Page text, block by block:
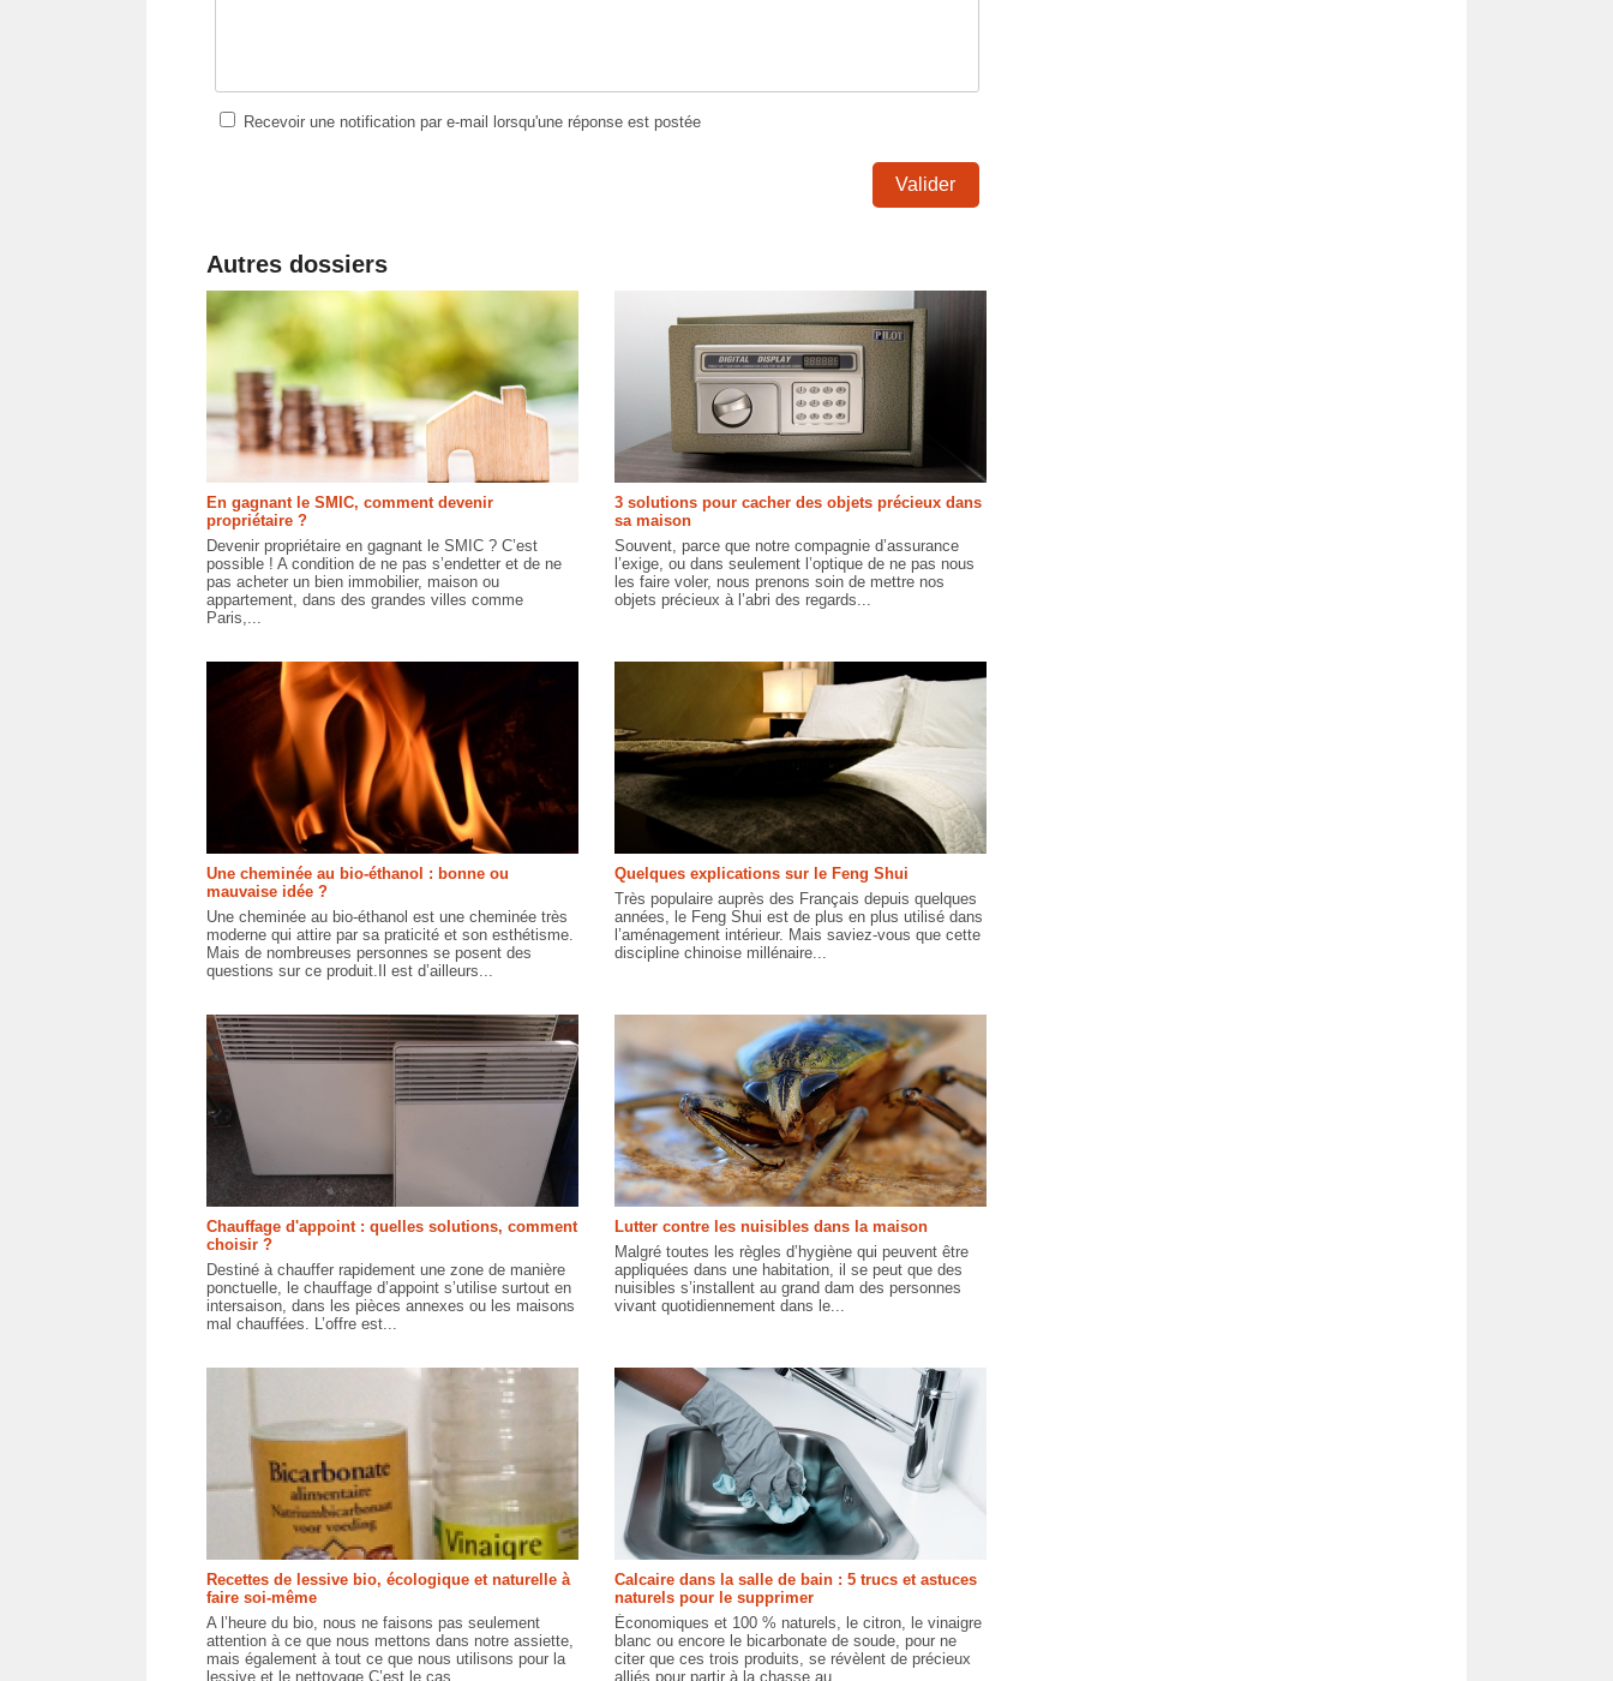
Recevoir une notification par e-mail lorsqu'une réponse est postée
Valider
Autres dossiers
En gagnant le SMIC, comment devenir
propriétaire ?
Devenir propriétaire en gagnant le SMIC ? C’est
possible ! A condition de ne pas s’endetter et de ne
pas acheter un bien immobilier, maison ou
appartement, dans des grandes villes comme
Paris,...
3 solutions pour cacher des objets précieux dans
sa maison
Souvent, parce que notre compagnie d’assurance
l’exige, ou dans seulement l’optique de ne pas nous
les faire voler, nous prenons soin de mettre nos
objets précieux à l’abri des regards...
Une cheminée au bio-éthanol : bonne ou
mauvaise idée ?
Une cheminée au bio-éthanol est une cheminée très
moderne qui attire par sa praticité et son esthétisme.
Mais de nombreuses personnes se posent des
questions sur ce produit.Il est d’ailleurs...
Quelques explications sur le Feng Shui
Très populaire auprès des Français depuis quelques
années, le Feng Shui est de plus en plus utilisé dans
l’aménagement intérieur. Mais saviez-vous que cette
discipline chinoise millénaire...
Chauffage d'appoint : quelles solutions, comment
choisir ?
Destiné à chauffer rapidement une zone de manière
ponctuelle, le chauffage d’appoint s’utilise surtout en
intersaison, dans les pièces annexes ou les maisons
mal chauffées. L’offre est...
Lutter contre les nuisibles dans la maison
Malgré toutes les règles d’hygiène qui peuvent être
appliquées dans une habitation, il se peut que des
nuisibles s’installent au grand dam des personnes
vivant quotidiennement dans le...
Recettes de lessive bio, écologique et naturelle à
faire soi-même
A l’heure du bio, nous ne faisons pas seulement
attention à ce que nous mettons dans notre assiette,
mais également à tout ce que nous utilisons pour la
lessive et le nettoyage.C’est le cas...
Calcaire dans la salle de bain : 5 trucs et astuces
naturels pour le supprimer
Économiques et 100 % naturels, le citron, le vinaigre
blanc ou encore le bicarbonate de soude, pour ne
citer que ces trois produits, se révèlent de précieux
alliés pour partir à la chasse au...